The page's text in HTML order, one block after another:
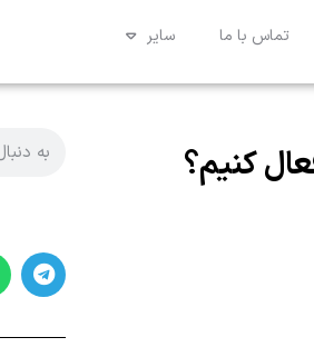
تماس با ما سایر
کنیم؟